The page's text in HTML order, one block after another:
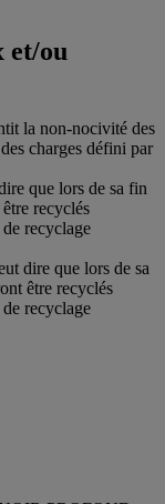
et/ou
la non-nocivité des
charges défini par
que lors de sa fin
recyclés
recyclage
dire que lors de sa
être recyclés
recyclage